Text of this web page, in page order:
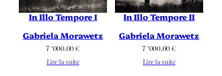
In Illo Tempore I
Gabriela Morawetz
7 ‘000.00€
Lire la suite
In Illo Tempore II
Gabriela Morawetz
7 ‘000.00€
Lire la suite